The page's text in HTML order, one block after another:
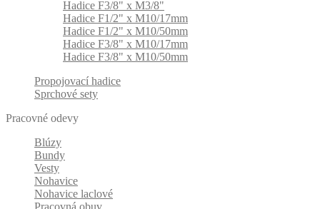
Hadice F3/8" x M3/8"
Hadice F1/2" x M10/17mm
Hadice F1/2" x M10/50mm
Hadice F3/8" x M10/17mm
Hadice F3/8" x M10/50mm
Propojovací hadice
Sprchové sety
Pracovné odevy
Blúzy
Bundy
Vesty
Nohavice
Nohavice laclové
Pracovná obuv